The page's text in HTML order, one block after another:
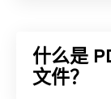
什么是
文件？